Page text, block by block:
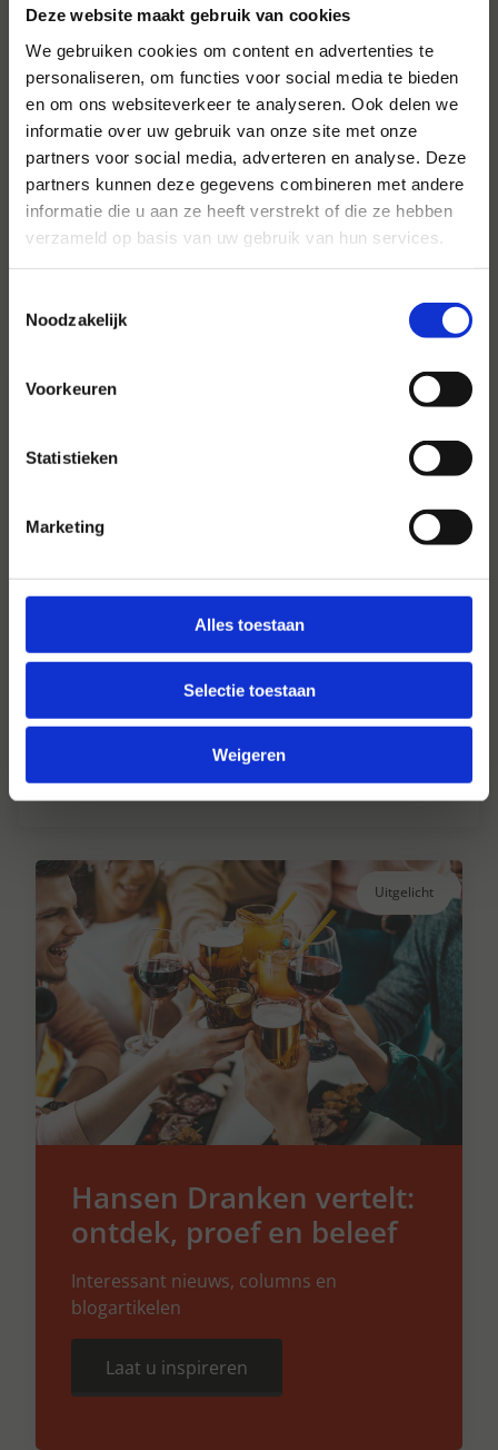
Deze website maakt gebruik van cookies
We gebruiken cookies om content en advertenties te
personaliseren, om functies voor social media te bieden
en om ons websiteverkeer te analyseren. Ook delen we
informatie over uw gebruik van onze site met onze
partners voor social media, adverteren en analyse. Deze
partners kunnen deze gegevens combineren met andere
informatie die u aan ze heeft verstrekt of die ze hebben
verzameld op basis van uw gebruik van hun services.
Noodzakelijk
Voorkeuren
Statistieken
Marketing
Alles toestaan
Selectie toestaan
Weigeren
Voor al uw evenementen en
partijen
Hansen Evenementen is uw partner voor
evenementen van groot tot klein.
Hansen Dranken sinds 1947
Al ruim 75 jaar uw grote onafhankelijke
Lees verder
Uitgelicht
Hansen Dranken vertelt:
ontdek, proef en beleef
Interessant nieuws, columns en
blogartikelen
Laat u inspireren